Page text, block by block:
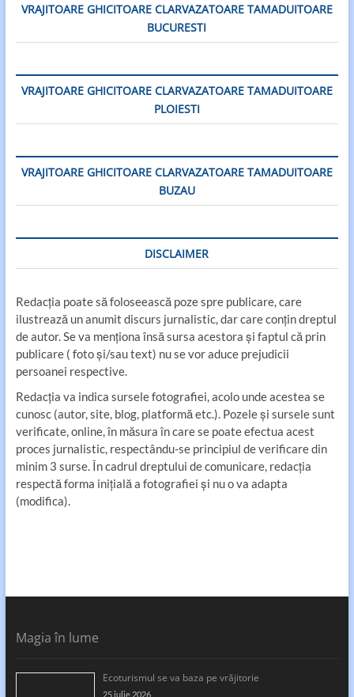
VRAJITOARE GHICITOARE CLARVAZATOARE TAMADUITOARE
BUCURESTI
VRAJITOARE GHICITOARE CLARVAZATOARE TAMADUITOARE
PLOIESTI
VRAJITOARE GHICITOARE CLARVAZATOARE TAMADUITOARE
BUZAU
DISCLAIMER
Redacția poate să foloseească poze spre publicare, care
ilustrează un anumit discurs jurnalistic, dar care conțin dreptul
de autor. Se va menționa însă sursa acestora și faptul că prin
publicare ( foto și/sau text) nu se vor aduce prejudicii
persoanei respective.
Redacția va indica sursele fotografiei, acolo unde acestea se
cunosc (autor, site, blog, platformă etc.). Pozele și sursele sunt
verificate, online, în măsura în care se poate efectua acest
proces jurnalistic, respectându-se principiul de verificare din
minim 3 surse. În cadrul dreptului de comunicare, redacția
respectă forma inițială a fotografiei și nu o va adapta
(modifica).
Magia în lume
Ecoturismul se va baza pe vrăjitorie
25 iulie 2026